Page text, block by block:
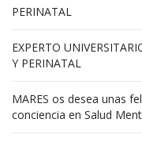
PERINATAL
EXPERTO
Y PERINATAL
MARES os desea unas
conciencia en Salud